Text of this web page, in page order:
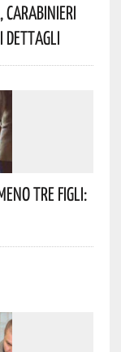
Carabinieri
Dettagli
Tre Figli: